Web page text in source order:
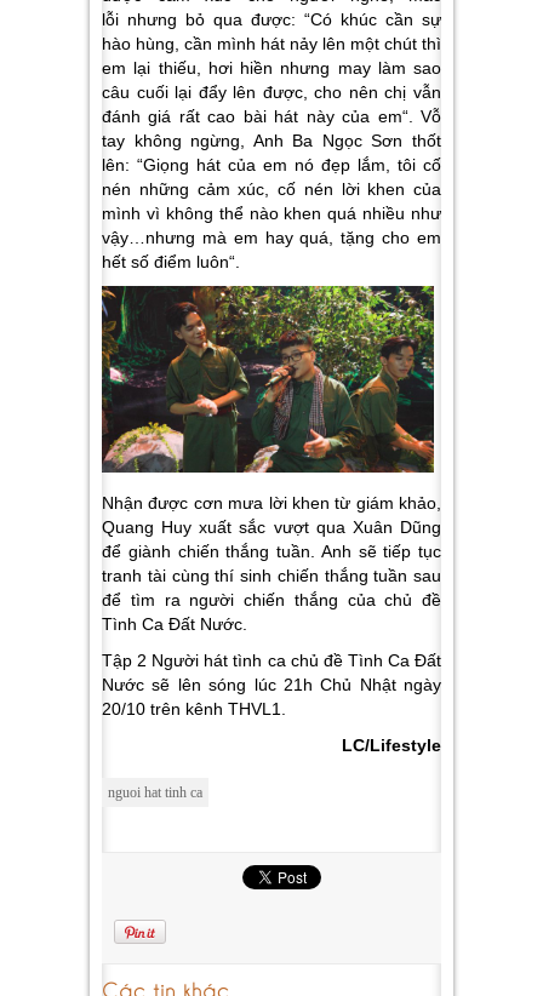
lỗi nhưng bỏ qua được: “Có khúc cần sự
hào hùng, cần mình hát nảy lên một chút thì
em lại thiếu, hơi hiền nhưng may làm sao
câu cuối lại đẩy lên được, cho nên chị vẫn
đánh giá rất cao bài hát này của em“. Vỗ
tay không ngừng, Anh Ba Ngọc Sơn thốt
lên: “Giọng hát của em nó đẹp lắm, tôi cố
nén những cảm xúc, cố nén lời khen của
mình vì không thể nào khen quá nhiều như
vậy…nhưng mà em hay quá, tặng cho em
hết số điểm luôn“.
Nhận được cơn mưa lời khen từ giám khảo,
Quang Huy xuất sắc vượt qua Xuân Dũng
để giành chiến thắng tuần. Anh sẽ tiếp tục
tranh tài cùng thí sinh chiến thắng tuần sau
để tìm ra người chiến thắng của chủ đề
Tình Ca Đất Nước.
Tập 2 Người hát tình ca chủ đề Tình Ca Đất
Nước sẽ lên sóng lúc 21h Chủ Nhật ngày
20/10 trên kênh THVL1.
LC/Lifestyle
nguoi hat tinh ca
Các tin khác